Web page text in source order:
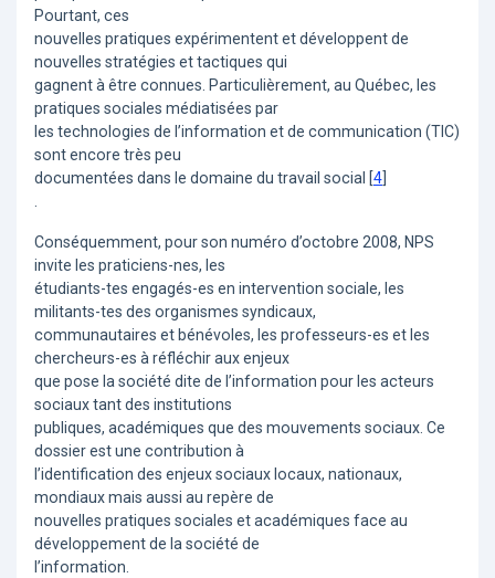
Pourtant, ces
nouvelles pratiques expérimentent et développent de
nouvelles stratégies et tactiques qui
gagnent à être connues. Particulièrement, au Québec, les
pratiques sociales médiatisées par
les technologies de l’information et de communication (TIC)
sont encore très peu
documentées dans le domaine du travail social [4
.
Conséquemment, pour son numéro d’octobre 2008, NPS
invite les praticiens-nes, les
étudiants-tes engagés-es en intervention sociale, les
militants-tes des organismes syndicaux,
communautaires et bénévoles, les professeurs-es et les
chercheurs-es à réfléchir aux enjeux
que pose la société dite de l’information pour les acteurs
sociaux tant des institutions
publiques, académiques que des mouvements sociaux. Ce
dossier est une contribution à
l’identification des enjeux sociaux locaux, nationaux,
mondiaux mais aussi au repère de
nouvelles pratiques sociales et académiques face au
développement de la société de
l’information.